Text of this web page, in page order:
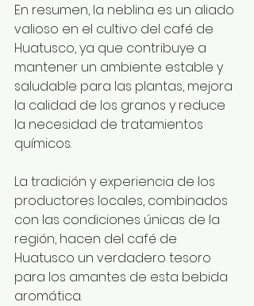
En resumen, la neblina es un aliado
valioso en el cultivo del café de
Huatusco, ya que contribuye a
mantener un ambiente estable y
saludable para las plantas, mejora
la calidad de los granos y reduce
la necesidad de tratamientos
químicos.
La tradición y experiencia de los
productores locales, combinados
con las condiciones únicas de la
región, hacen del café de
Huatusco un verdadero tesoro
para los amantes de esta bebida
aromática.